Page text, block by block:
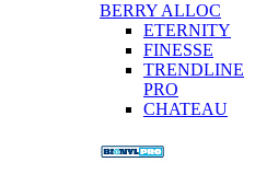
BERRY ALLOC
ETERNITY
FINESSE
TRENDLINE
PRO
CHATEAU